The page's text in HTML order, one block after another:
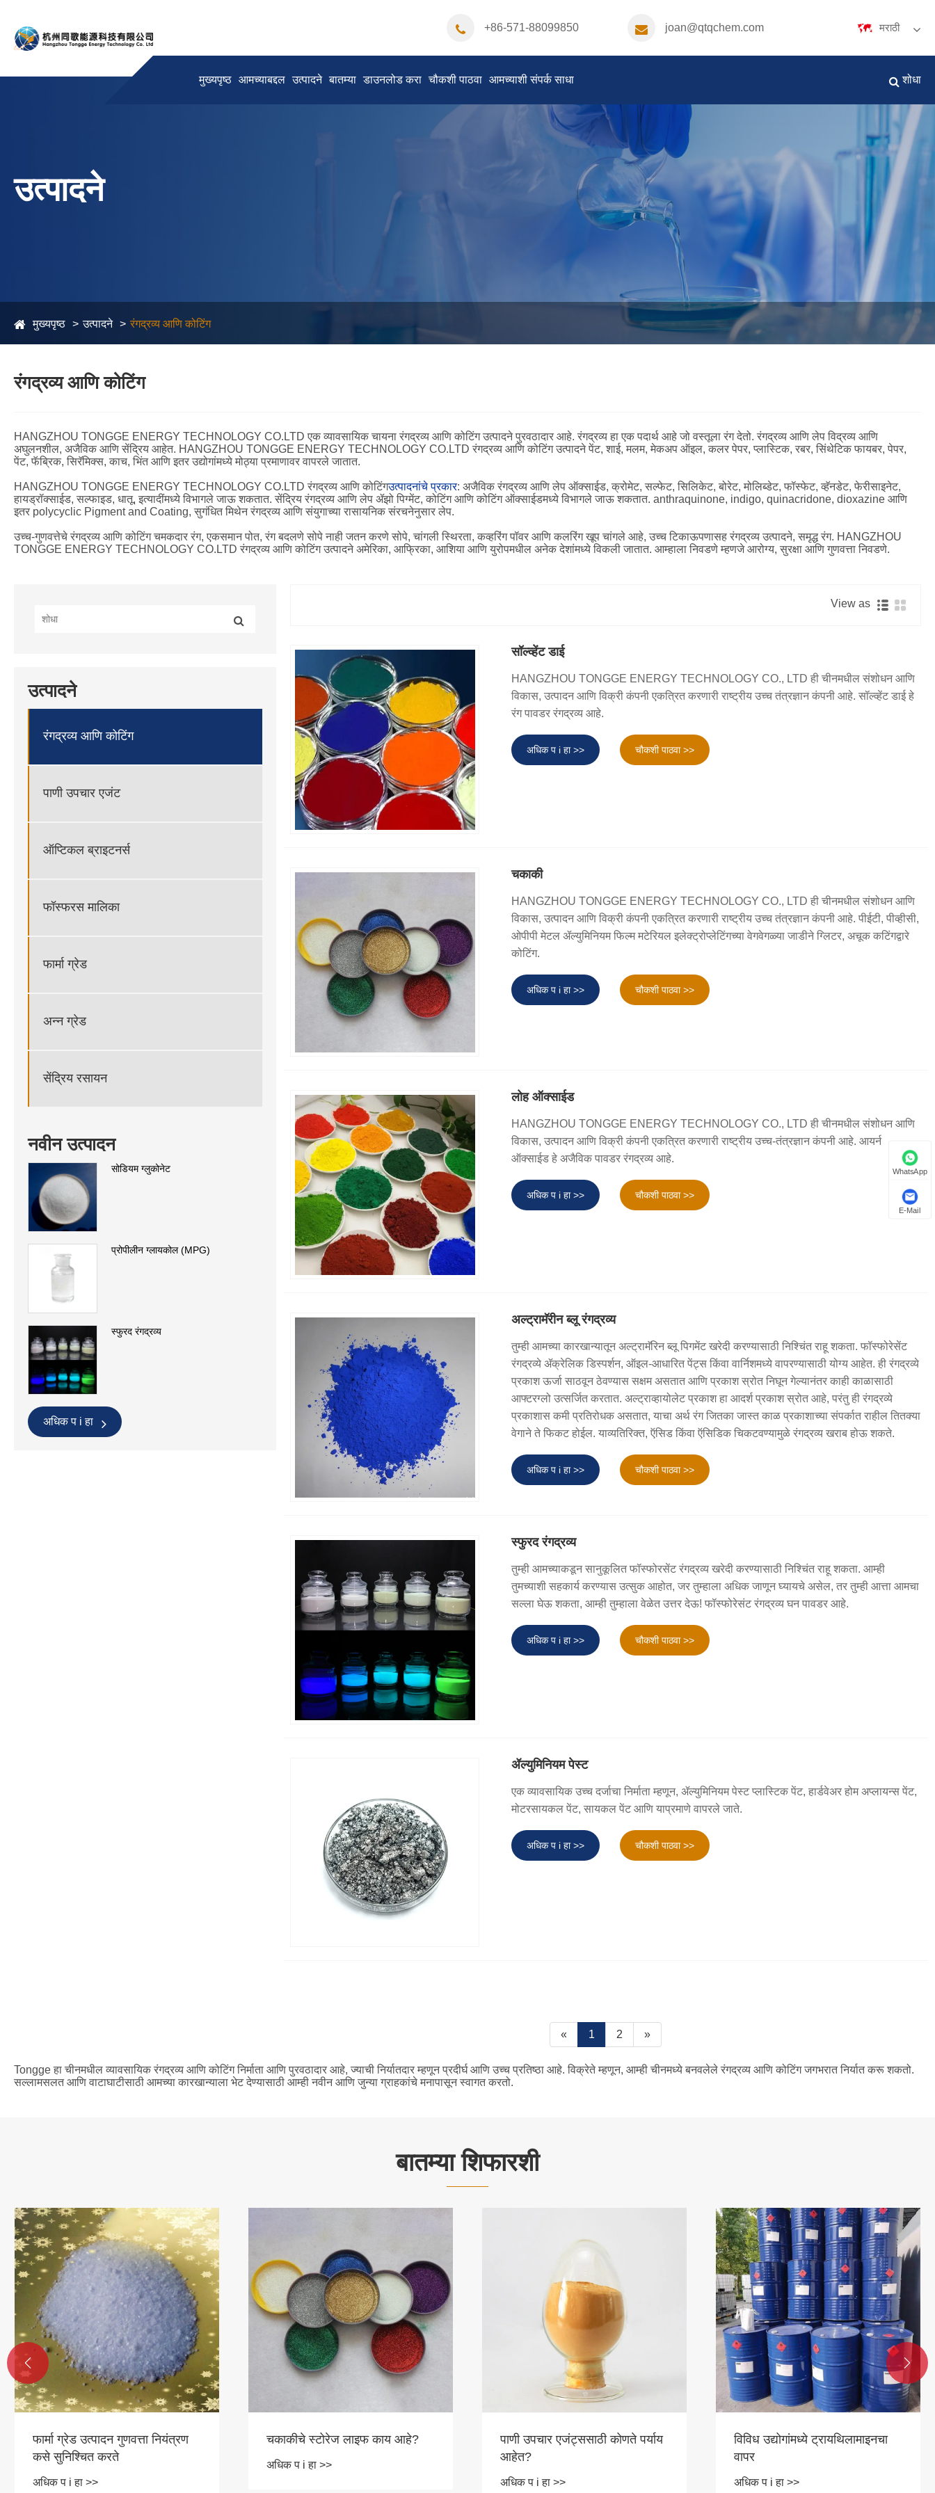
+86-571-88099850 joan@qtqchem.com मराठी
English Español Português
Nederlands ภาษาไทย Polski
한국어 Svenska magyar
Malay Dansk
Suomi हिन्दी Pilipino
Gaeilge العربية
Indonesia Norsk‎ تمل
český ελληνικά український
Қазақша Euskal Azərbaycan
Eesti Keel Română Slovenski
मराठी Srpski језик
शोधा
मुख्यपृष्ठ आमच्याबद्दल उत्पादने बातम्या डाउनलोड करा चौकशी पाठवा आमच्याशी संपर्क साधा
उत्पादने
मुख्यपृष्ठ उत्पादने रंगद्रव्य आणि कोटिंग
रंगद्रव्य आणि कोटिंग
HANGZHOU TONGGE ENERGY TECHNOLOGY CO.LTD एक व्यावसायिक चायना रंगद्रव्य आणि कोटिंग उत्पादने पुरवठादार आहे. रंगद्रव्य हा एक पदार्थ आहे जो वस्तूला रंग देतो. रंगद्रव्य आणि लेप विद्रव्य आणि
अघुलनशील, अजैविक आणि सेंद्रिय आहेत. HANGZHOU TONGGE ENERGY TECHNOLOGY CO.LTD रंगद्रव्य आणि कोटिंग उत्पादने पेंट, शाई, मलम, मेकअप ऑइल, कलर पेपर, प्लास्टिक, रबर, सिंथेटिक फायबर, पेपर,
पेंट, फॅब्रिक, सिरॅमिक्स, काच, भिंत आणि इतर उद्योगांमध्ये मोठ्या प्रमाणावर वापरले जातात.
HANGZHOU TONGGE ENERGY TECHNOLOGY CO.LTD रंगद्रव्य आणि कोटिंगउत्पादनांचे प्रकार: अजैविक रंगद्रव्य आणि लेप ऑक्साईड, क्रोमेट, सल्फेट, सिलिकेट, बोरेट, मोलिब्डेट, फॉस्फेट, व्हॅनडेट, फेरीसाइनेट,
हायड्रॉक्साईड, सल्फाइड, धातू, इत्यादींमध्ये विभागले जाऊ शकतात. सेंद्रिय रंगद्रव्य आणि लेप ॲझो पिग्मेंट, कोटिंग आणि कोटिंग ऑक्साईडमध्ये विभागले जाऊ शकतात. anthraquinone, indigo, quinacridone, dioxazine आणि
इतर polycyclic Pigment and Coating, सुगंधित मिथेन रंगद्रव्य आणि संयुगाच्या रासायनिक संरचनेनुसार लेप.
उच्च-गुणवत्तेचे रंगद्रव्य आणि कोटिंग चमकदार रंग, एकसमान पोत, रंग बदलणे सोपे नाही जतन करणे सोपे, चांगली स्थिरता, कव्हरिंग पॉवर आणि कलरिंग खूप चांगले आहे, उच्च टिकाऊपणासह रंगद्रव्य उत्पादने, समृद्ध रंग. HANGZHOU
TONGGE ENERGY TECHNOLOGY CO.LTD रंगद्रव्य आणि कोटिंग उत्पादने अमेरिका, आफ्रिका, आशिया आणि युरोपमधील अनेक देशांमध्ये विकली जातात. आम्हाला निवडणे म्हणजे आरोग्य, सुरक्षा आणि गुणवत्ता निवडणे.
उत्पादने
रंगद्रव्य आणि कोटिंग
पाणी उपचार एजंट
ऑप्टिकल ब्राइटनर्स
फॉस्फरस मालिका
फार्मा ग्रेड
अन्न ग्रेड
सेंद्रिय रसायन
नवीन उत्पादन
सोडियम ग्लुकोनेट
प्रोपीलीन ग्लायकोल (MPG)
स्फुरद रंगद्रव्य
अधिक प i हा
View as
सॉल्व्हेंट डाई
HANGZHOU TONGGE ENERGY TECHNOLOGY CO., LTD ही चीनमधील संशोधन आणि
विकास, उत्पादन आणि विक्री कंपनी एकत्रित करणारी राष्ट्रीय उच्च तंत्रज्ञान कंपनी आहे. सॉल्व्हेंट डाई हे
रंग पावडर रंगद्रव्य आहे.
अधिक प i हा >> चौकशी पाठवा >>
चकाकी
HANGZHOU TONGGE ENERGY TECHNOLOGY CO., LTD ही चीनमधील संशोधन आणि
विकास, उत्पादन आणि विक्री कंपनी एकत्रित करणारी राष्ट्रीय उच्च तंत्रज्ञान कंपनी आहे. पीईटी, पीव्हीसी,
ओपीपी मेटल ॲल्युमिनियम फिल्म मटेरियल इलेक्ट्रोप्लेटिंगच्या वेगवेगळ्या जाडीने ग्लिटर, अचूक कटिंगद्वारे
कोटिंग.
अधिक प i हा >> चौकशी पाठवा >>
लोह ऑक्साईड
HANGZHOU TONGGE ENERGY TECHNOLOGY CO., LTD ही चीनमधील संशोधन आणि
विकास, उत्पादन आणि विक्री कंपनी एकत्रित करणारी राष्ट्रीय उच्च-तंत्रज्ञान कंपनी आहे. आयर्न
ऑक्साईड हे अजैविक पावडर रंगद्रव्य आहे.
अधिक प i हा >> चौकशी पाठवा >>
अल्ट्रामॅरीन ब्लू रंगद्रव्य
तुम्ही आमच्या कारखान्यातून अल्ट्रामॅरिन ब्लू पिगमेंट खरेदी करण्यासाठी निश्चिंत राहू शकता. फॉस्फोरेसेंट
रंगद्रव्ये ॲक्रेलिक डिस्पर्शन, ऑइल-आधारित पेंट्स किंवा वार्निशमध्ये वापरण्यासाठी योग्य आहेत. ही रंगद्रव्ये
प्रकाश ऊर्जा साठवून ठेवण्यास सक्षम असतात आणि प्रकाश स्रोत निघून गेल्यानंतर काही काळासाठी
आफ्टरग्लो उत्सर्जित करतात. अल्ट्राव्हायोलेट प्रकाश हा आदर्श प्रकाश स्रोत आहे, परंतु ही रंगद्रव्ये
प्रकाशास कमी प्रतिरोधक असतात, याचा अर्थ रंग जितका जास्त काळ प्रकाशाच्या संपर्कात राहील तितक्या
वेगाने ते फिकट होईल. याव्यतिरिक्त, ऍसिड किंवा ऍसिडिक चिकटवण्यामुळे रंगद्रव्य खराब होऊ शकते.
अधिक प i हा >> चौकशी पाठवा >>
स्फुरद रंगद्रव्य
तुम्ही आमच्याकडून सानुकूलित फॉस्फोरसेंट रंगद्रव्य खरेदी करण्यासाठी निश्चिंत राहू शकता. आम्ही
तुमच्याशी सहकार्य करण्यास उत्सुक आहोत, जर तुम्हाला अधिक जाणून घ्यायचे असेल, तर तुम्ही आत्ता आमचा
सल्ला घेऊ शकता, आम्ही तुम्हाला वेळेत उत्तर देऊ! फॉस्फोरेसंट रंगद्रव्य घन पावडर आहे.
अधिक प i हा >> चौकशी पाठवा >>
ॲल्युमिनियम पेस्ट
एक व्यावसायिक उच्च दर्जाचा निर्माता म्हणून, ॲल्युमिनियम पेस्ट प्लास्टिक पेंट, हार्डवेअर होम अप्लायन्स पेंट,
मोटरसायकल पेंट, सायकल पेंट आणि याप्रमाणे वापरले जाते.
अधिक प i हा >> चौकशी पाठवा >>
« 1 2 »
Tongge हा चीनमधील व्यावसायिक रंगद्रव्य आणि कोटिंग निर्माता आणि पुरवठादार आहे, ज्याची निर्यातदार म्हणून प्रदीर्घ आणि उच्च प्रतिष्ठा आहे. विक्रेते म्हणून, आम्ही चीनमध्ये बनवलेले रंगद्रव्य आणि कोटिंग जगभरात निर्यात करू शकतो.
सल्लामसलत आणि वाटाघाटीसाठी आमच्या कारखान्याला भेट देण्यासाठी आम्ही नवीन आणि जुन्या ग्राहकांचे मनापासून स्वागत करतो.
बातम्या शिफारशी
फार्मा ग्रेड उत्पादन गुणवत्ता नियंत्रण
कसे सुनिश्चित करते
अधिक प i हा >>
चकाकीचे स्टोरेज लाइफ काय आहे?
अधिक प i हा >>
पाणी उपचार एजंट्ससाठी कोणते पर्याय
आहेत?
अधिक प i हा >>
विविध उद्योगांमध्ये ट्रायथिलामाइनचा
वापर
अधिक प i हा >>
 
WhatsApp
E-Mail